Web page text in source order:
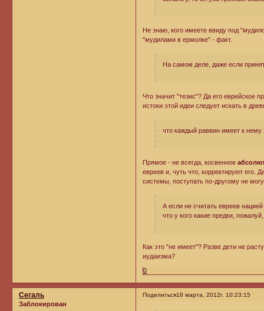
Не знаю, кого имеете ввиду под
"мудилами в ермолке" - факт.
На самом деле, даже если
Что значит "тезис"? Да его еврейское
истоки этой идеи следует искать в
что каждый раввин имеет к нему
Прямое - не всегда, косвенное
евреев и, чуть что, корректируют его.
системы, поступать по-другому не
А если не считать евреев
что у кого какие предки,
Как это "не имеет"? Разве дети не
иудаизма?
0
Поделиться18 марта, 2012г. 10:23:15
Сегаль
Заблокирован